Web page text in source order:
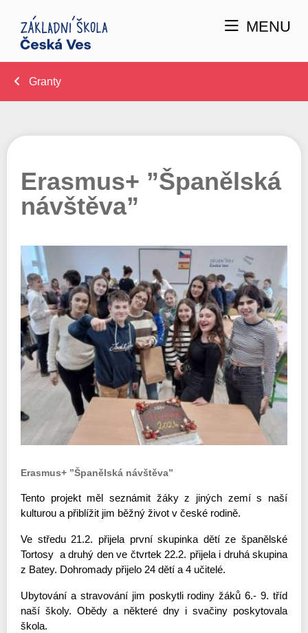
MENU
Granty
Erasmus+ ”Španělská
návštěva”
Erasmus+ ”Španělská návštěva”
Tento projekt měl seznámit žáky z jiných zemí s naší
kulturou a přiblížit jim běžný život v české rodině.
Ve středu 21.2. přijela první skupinka dětí ze španělské
Tortosy  a druhý den ve čtvrtek 22.2. přijela i druhá skupina
z Batey. Dohromady přijelo 24 dětí a 4 učitelé.
Ubytování a stravování jim poskytli rodiny žáků 6.- 9. tříd
naší školy. Obědy a některé dny i svačiny poskytovala
škola.